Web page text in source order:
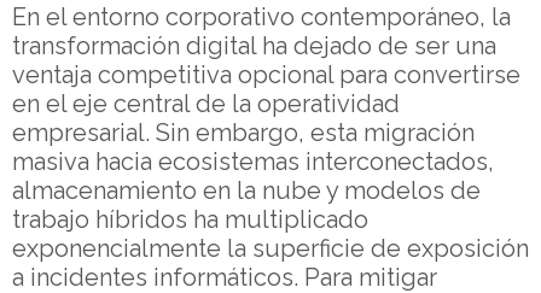
En el entorno corporativo contemporáneo, la
transformación digital ha dejado de ser una
ventaja competitiva opcional para convertirse
en el eje central de la operatividad
empresarial. Sin embargo, esta migración
masiva hacia ecosistemas interconectados,
almacenamiento en la nube y modelos de
trabajo híbridos ha multiplicado
exponencialmente la superficie de exposición
a incidentes informáticos. Para mitigar